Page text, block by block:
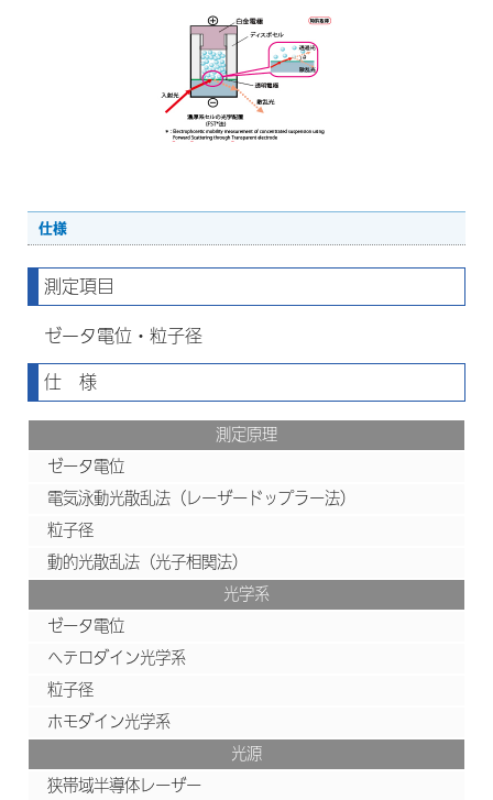
仕様
測定項目
ゼータ電位・粒子径
仕 様
測定原理
ゼータ電位
電気泳動光散乱法（レーザードップラー法）
粒子径
動的光散乱法（光子相関法）
光学系
ゼータ電位
ヘテロダイン光学系
粒子径
ホモダイン光学系
光源
狭帯域半導体レーザー